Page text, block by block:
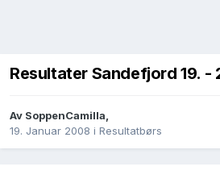
Resultater Sandefjord 19. -
Av SoppenCamilla,
19. Januar 2008 i Resultatbørs